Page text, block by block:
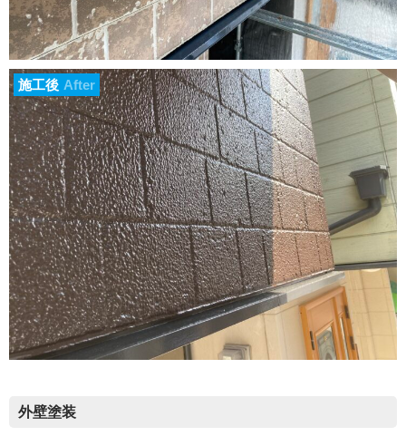
施工後 After
外壁塗装